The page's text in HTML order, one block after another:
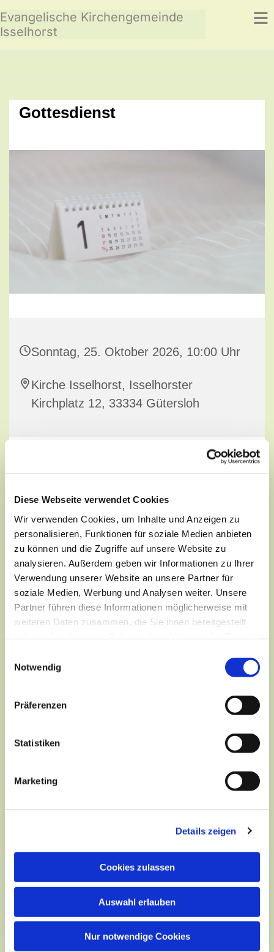
Diese Webseite verwendet Cookies
Wir verwenden Cookies, um Inhalte und Anzeigen zu
personalisieren, Funktionen für soziale Medien anbieten
zu können und die Zugriffe auf unsere Website zu
analysieren. Außerdem geben wir Informationen zu Ihrer
Verwendung unserer Website an unsere Partner für
soziale Medien, Werbung und Analysen weiter. Unsere
Partner führen diese Informationen möglicherweise mit
weiteren Daten zusammen, die Sie ihnen bereitgestellt
Notwendig
Präferenzen
Statistiken
Marketing
Details zeigen
Cookies zulassen
Auswahl erlauben
Nur notwendige Cookies
Evangelische Kirchengemeinde
Isselhorst
Gottesdienst
Sonntag, 25. Oktober 2026, 10:00 Uhr
Kirche Isselhorst, Isselhorster
Kirchplatz 12, 33334 Gütersloh
Dies könnte Sie auch